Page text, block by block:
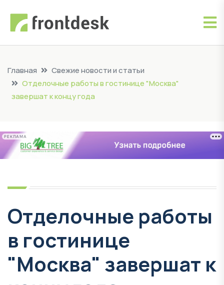
Главная
Свежие новости и статьи
Отделочные работы в гостинице "Москва"
завершат к концу года
РЕКЛАМА
Отделочные работы
в гостинице
"Москва" завершат к